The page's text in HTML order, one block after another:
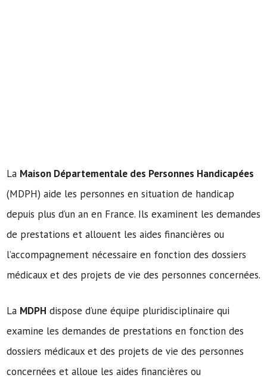
La Maison Départementale des Personnes Handicapées
(MDPH) aide les personnes en situation de handicap
depuis plus d’un an en France. Ils examinent les demandes
de prestations et allouent les aides financières ou
l’accompagnement nécessaire en fonction des dossiers
médicaux et des projets de vie des personnes concernées.
La MDPH dispose d’une équipe pluridisciplinaire qui
examine les demandes de prestations en fonction des
dossiers médicaux et des projets de vie des personnes
concernées et alloue les aides financières ou